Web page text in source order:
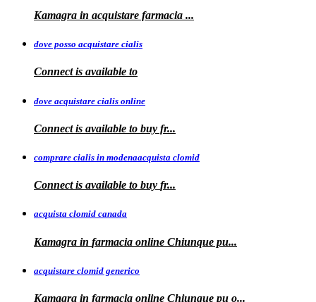
Kamagra in acquistare farmacia ...
dove posso acquistare cialis
Connect is available to
dove acquistare cialis online
Connect is available to buy fr...
comprare cialis in modenaacquista clomid
Connect is available to buy fr...
acquista clomid canada
Kamagra in farmacia online Chiunque pu...
acquistare clomid generico
Kamagra in farmacia online Chiunque pu o...